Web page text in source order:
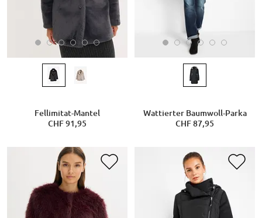
Fellimitat-Mantel
CHF 91,95
Wattierter Baumwoll-Parka
CHF 87,95